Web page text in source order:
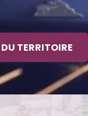
TERRITOIRE